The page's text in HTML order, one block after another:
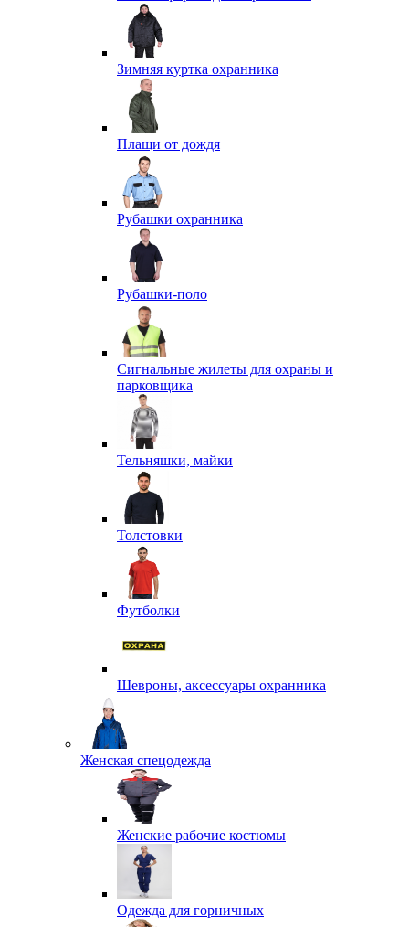
Зимняя куртка охранника
Плащи от дождя
Рубашки охранника
Рубашки-поло
Сигнальные жилеты для охраны и
парковщика
Тельняшки, майки
Толстовки
Футболки
Шевроны, аксессуары охранника
Женская спецодежда
Женские рабочие костюмы
Одежда для горничных